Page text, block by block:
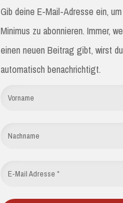
Gib deine E-Mail-Adresse ein,
Minimus zu abonnieren. Immer,
einen neuen Beitrag gibt, wirst du
automatisch benachrichtigt.